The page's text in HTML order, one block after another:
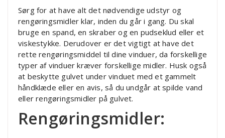
Sørg for at have alt det nødvendige udstyr og
rengøringsmidler klar, inden du går i gang. Du skal
bruge en spand, en skraber og en pudseklud eller et
viskestykke. Derudover er det vigtigt at have det
rette rengøringsmiddel til dine vinduer, da forskellige
typer af vinduer kræver forskellige midler. Husk også
at beskytte gulvet under vinduet med et gammelt
håndklæde eller en avis, så du undgår at spilde vand
eller rengøringsmidler på gulvet.
Rengøringsmidler: